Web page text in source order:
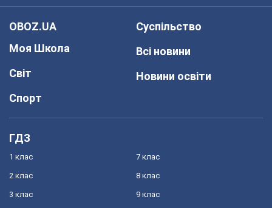
OBOZ.UA
Моя Школа
Світ
Спорт
Суспільство
Всі новини
Новини освіти
ГДЗ
1 клас
2 клас
3 клас
7 клас
8 клас
9 клас